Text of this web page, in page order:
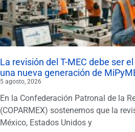
La revisión del T-MEC debe ser
una nueva generación de
5 agosto, 2026
En la Confederación Patronal de la
(COPARMEX) sostenemos que la
México, Estados Unidos y